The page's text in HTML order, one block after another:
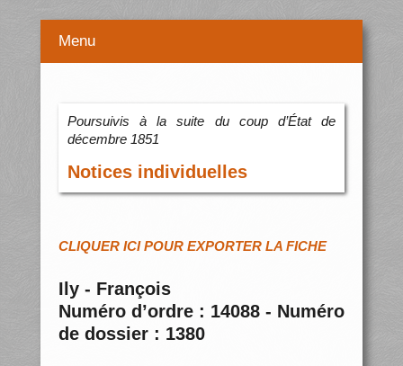
Menu
Poursuivis à la suite du coup d’État de
décembre 1851
Notices individuelles
CLIQUER ICI POUR EXPORTER LA FICHE
Ily - François
Numéro d’ordre : 14088 - Numéro
de dossier : 1380